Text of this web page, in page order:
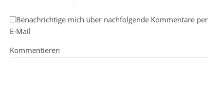
Benachrichtige mich über nachfolgende Kommentare per
E-Mail
Kommentieren